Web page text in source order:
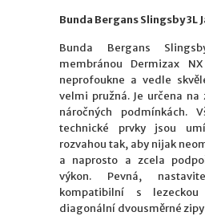
Bunda Bergans Slingsby 3L
Bunda Bergans
membránou Dermizax
neprofoukne a vedle
velmi pružná. Je určena
náročných podmínkách.
technické prvky jsou
rozvahou tak, aby nijak
a naprosto a zcela
výkon. Pevná,
kompatibilní s lezeckou
diagonální dvousměrné